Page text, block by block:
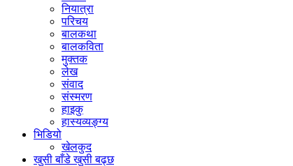
नियात्रा
परिचय
बालकथा
बालकविता
मुक्तक
लेख
संवाद
संस्मरण
हाइकु
हास्यव्यङ्ग्य
भिडियो
खेलकुद
खुसी बाँडे खुसी बढ्छ